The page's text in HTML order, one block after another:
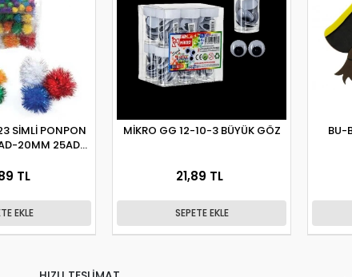
SİMLİ PONPON
20MM 25AD-
TL
EKLE
MİKRO GG 12-10-3 BÜYÜK GÖZ
21,89 TL
SEPETE EKLE
BU-